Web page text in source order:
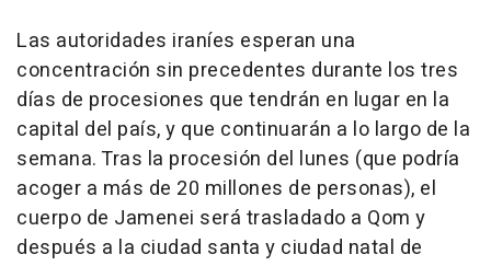
Las autoridades iraníes esperan una
concentración sin precedentes durante los tres
días de procesiones que tendrán en lugar en la
capital del país, y que continuarán a lo largo de la
semana. Tras la procesión del lunes (que podría
acoger a más de 20 millones de personas), el
cuerpo de Jamenei será trasladado a Qom y
después a la ciudad santa y ciudad natal de